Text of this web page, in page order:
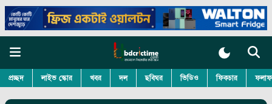
প্রচ্ছদ লাইভ স্কোর খবর দল ছবিঘর ভিডিও ফিকচার